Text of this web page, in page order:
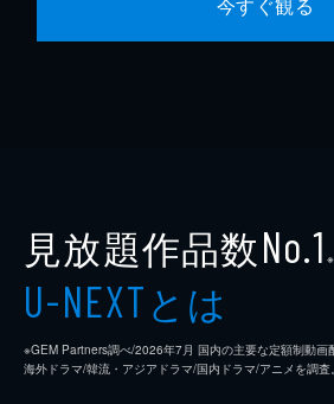
見放題作品数No.1 ※
U-NEXTとは
※GEM Partners調べ/2026年7⽉ 国内の主要な定額制動画
海外ドラマ/韓流・アジアドラマ/国内ドラマ/アニメを調査